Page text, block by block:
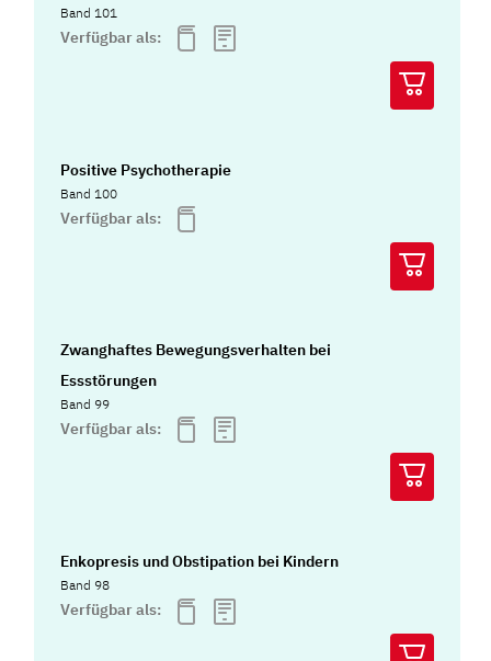
Band 101
Verfügbar als:
Positive Psychotherapie
Band 100
Verfügbar als:
Zwanghaftes Bewegungsverhalten bei
Essstörungen
Band 99
Verfügbar als:
Enkopresis und Obstipation bei Kindern
Band 98
Verfügbar als: